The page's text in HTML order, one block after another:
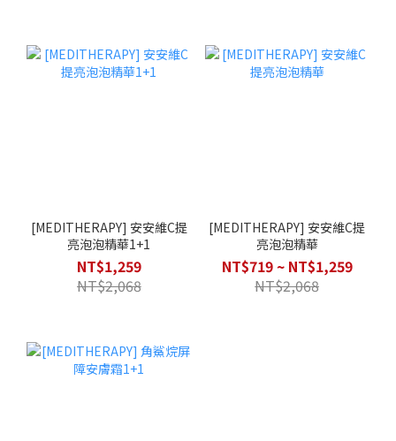
[MEDITHERAPY] 安安維C提
亮泡泡精華1+1
NT$1,259
NT$2,068
[MEDITHERAPY] 安安維C提
亮泡泡精華
NT$719 ~ NT$1,259
NT$2,068